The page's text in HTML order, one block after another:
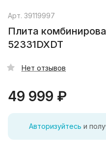
Арт. 39119997
Плита
52331DXDT
Нет отзывов
49 999 ₽
Авторизуйтесь и